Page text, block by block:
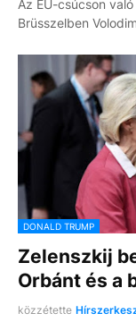
Az EU-csúcson
Brüsszelben
DONALD TRUMP
Zelenszkij
Orbánt és a
közzétette